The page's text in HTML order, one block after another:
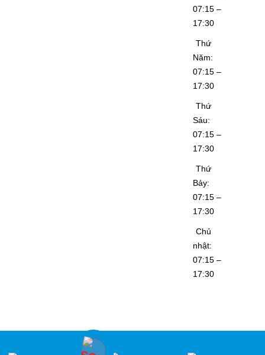
07:15 –
17:30
Thứ
Năm:
07:15 –
17:30
Thứ
Sáu:
07:15 –
17:30
Thứ
Bảy:
07:15 –
17:30
Chủ
nhật:
07:15 –
17:30
Copyright © 2022. All Right Reserved